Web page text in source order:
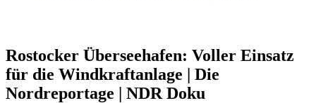
Rostocker Überseehafen: Voller Einsatz
für die Windkraftanlage | Die
Nordreportage | NDR Doku